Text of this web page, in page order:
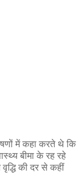
में कहा करते थे कि
बीमा के रह रहे
की दर से कहीं